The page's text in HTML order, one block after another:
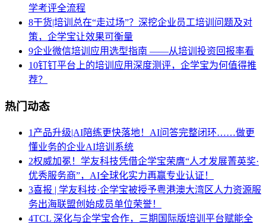
学考评全流程
8干货|培训总在“走过场”？深挖企业员工培训问题及对
策，企学宝让效果可衡量
9企业微信培训应用选型指南 ——从培训投资回报率看
10钉钉平台上的培训应用深度测评，企学宝为何值得推
荐？
热门动态
1 产品升级|AI陪练更快落地！AI问答完整闭环……做更
懂业务的企业AI培训系统
2权威加冕！学友科技凭借企学宝荣膺“人才发展菁英奖·
优秀服务商”，AI全球化实力再赢专业认证！
3喜报 | 学友科技·企学宝被授予粤港澳大湾区人力资源服
务出海联盟创始成员单位荣誉！
4TCL 深化与企学宝合作，三期国际版培训平台赋能全